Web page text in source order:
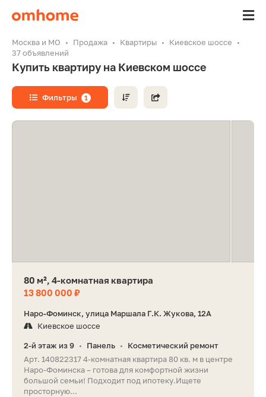
Москва и МО Продажа Квартиры
Киевское шоссе
37 объявлений
Купить квартиру на Киевском шоссе
Фильтры 1
80 м², 4-комнатная квартира
13 800 000 ₽
Наро-Фоминск, улица Маршала Г.К. Жукова, 12А
Киевское шоссе
2-й этаж из 9 • Панель •
Косметический ремонт
Арт. 140822317 4-комнатная квартира 80 кв. м в центре
Наро-Фоминска – готова для комфортной жизни
большой семьи! Подходит под ипотеку.Ищете
просторную...